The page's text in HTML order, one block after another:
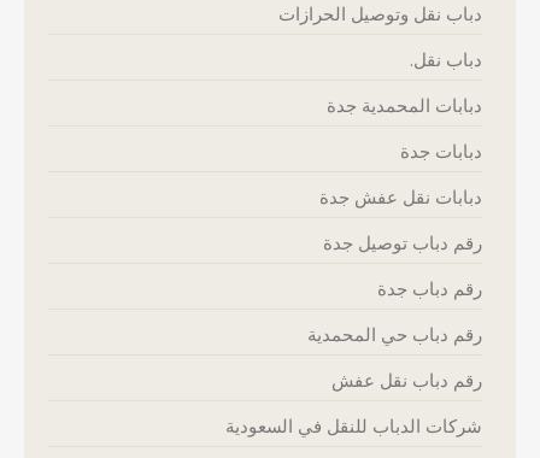
دباب نقل وتوصيل الحرازات
دباب نقل.
دبابات المحمدية جدة
دبابات جدة
دبابات نقل عفش جدة
رقم دباب توصيل جدة
رقم دباب جدة
رقم دباب حي المحمدية
رقم دباب نقل عفش
شركات الدباب للنقل في السعودية